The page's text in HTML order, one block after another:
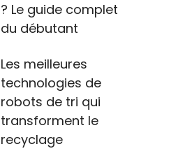
? Le guide complet
du débutant
Les meilleures
technologies de
robots de tri qui
transforment le
recyclage